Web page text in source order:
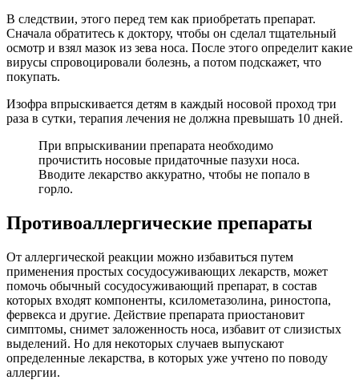
В следствии, этого перед тем как приобретать препарат.
Сначала обратитесь к доктору, чтобы он сделал тщательный
осмотр и взял мазок из зева носа. После этого определит какие
вирусы спровоцировали болезнь, а потом подскажет, что
покупать.
Изофра впрыскивается детям в каждый носовой проход три
раза в сутки, терапия лечения не должна превышать 10 дней.
При впрыскивании препарата необходимо
прочистить носовые придаточные пазухи носа.
Вводите лекарство аккуратно, чтобы не попало в
горло.
Противоаллергические препараты
От аллергической реакции можно избавиться путем
применения простых сосудосуживающих лекарств, может
помочь обычный сосудосуживающий препарат, в состав
которых входят компоненты, ксилометазолина, риностопа,
фервекса и другие. Действие препарата приостановит
симптомы, снимет заложенность носа, избавит от слизистых
выделений. Но для некоторых случаев выпускают
определенные лекарства, в которых уже учтено по поводу
аллергии.